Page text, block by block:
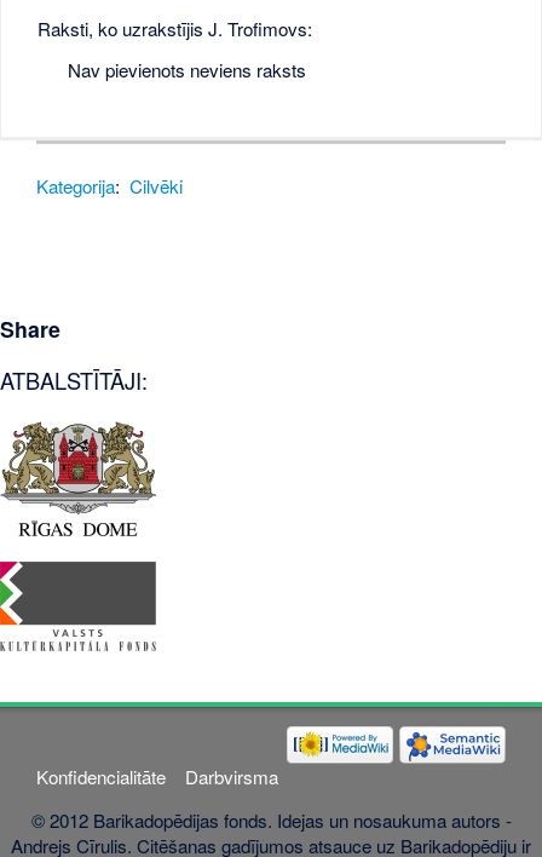
Raksti, ko uzrakstījis J. Trofimovs:
Nav pievienots neviens raksts
Kategorija: Cilvēki
Share
ATBALSTĪTĀJI:
Konfidencialitāte
Darbvirsma
© 2012 Barikadopēdijas fonds. Idejas un nosaukuma autors -
Andrejs Cīrulis. Citēšanas gadījumos atsauce uz Barikadopēdiju ir